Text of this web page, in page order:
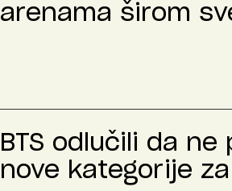
arenama širom
BTS odlučili da
nove kategorije